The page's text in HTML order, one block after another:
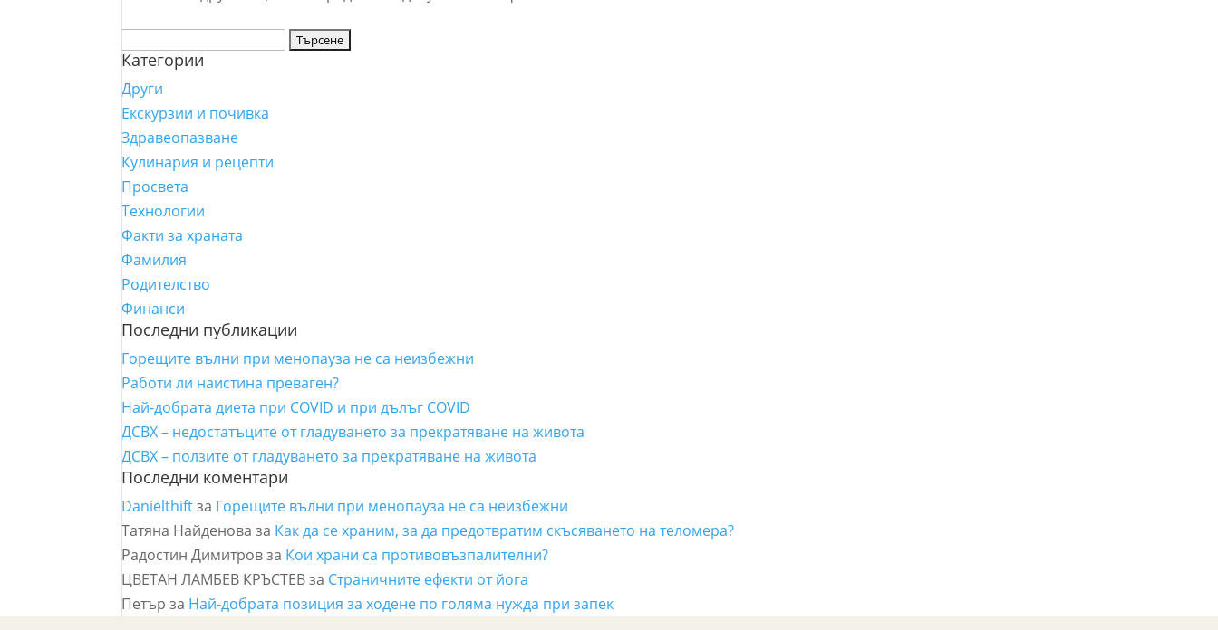
за:
Категории
Други
Екскурзии и почивка
Здравеопазване
Кулинария и рецепти
Просвета
Технологии
Факти за храната
Фамилия
Родителство
Финанси
Последни публикации
Горещите вълни при менопауза не са неизбежни
Работи ли наистина преваген?
Най-добрата диета при COVID и при дълъг COVID
ДСВХ – недостатъците от гладуването за прекратяване на живота
ДСВХ – ползите от гладуването за прекратяване на живота
Последни коментари
Danielthiftза Горещите вълни при менопауза не са неизбежни
Татяна Найденова за Как да се храним, за да предотвратим скъсяването на теломера?
Радостин Димитровза Кои храни са противовъзпалителни?
ЦВЕТАН ЛАМБЕВ КРЪСТЕВза Страничните ефекти от йога
Петър за Най-добрата позиция за ходене по голяма нужда при запек